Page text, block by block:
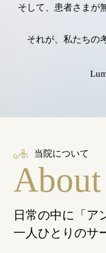
そして、患者さまが
それが、私たちの
当院について
About
日常の中に「ア
一人ひとりのサ